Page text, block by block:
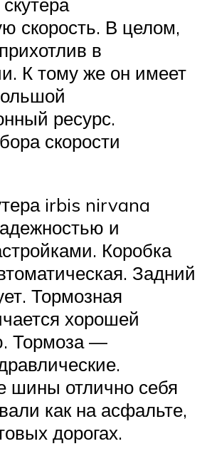
скорость. В целом,
в
К тому же он имеет
ресурс.
скорости
irbis nirvana
и
Коробка
Задний
Тормозная
хорошей
Тормоза —
шины отлично себя
как на асфальте,
дорогах.